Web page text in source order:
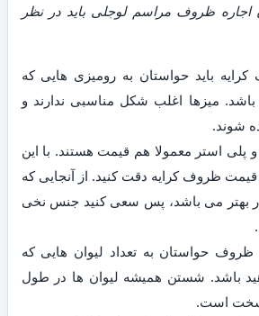
اجاره ظروف مراسم لوجلی باید در نظر
باید حواستان به رومیزی هایی که
باشد. میزها اغلب شکل مناسبی ندارند و
شوند.
پلی استر معمولا هم قیمت هستند. با این
ظروف کرایه دقت کنید. از آنجایی که
بهتر می باشد، پس سعی کنید جنس نخی
ظروف حواستان به تعداد لیوان هایی که
باشد. شستن همیشه لیوان ها در طول
سخت است.